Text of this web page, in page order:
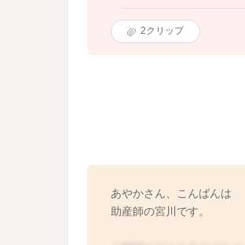
2クリップ
あやかさん、こんばんは
助産師の宮川です。